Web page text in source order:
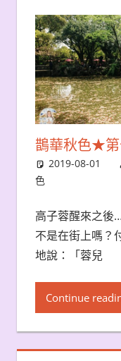
鵲華秋色★第
2019-08-01
色
高子蓉醒來之後
不是在街上嗎？
地說：「蓉兒
Continue